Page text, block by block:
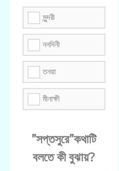
সুন্দরী
ননদিনী
তনয়া
মীনাক্ষী
”সপ্তসুরে”কথাটি
বলতে কী বুঝায়?